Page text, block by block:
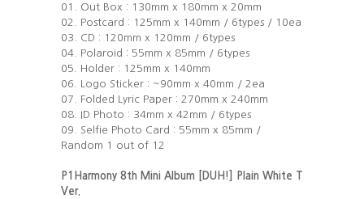
01. Out Box : 130mm x 180mm x 20mm
02. Postcard : 125mm x 140mm / 6types / 10ea
03. CD : 120mm x 120mm / 6types
04. Polaroid : 55mm x 85mm / 6types
05. Holder : 125mm x 140mm
06. Logo Sticker : ~90mm x 40mm / 2ea
07. Folded Lyric Paper : 270mm x 240mm
08. ID Photo : 34mm x 42mm / 6types
09. Selfie Photo Card : 55mm x 85mm /
Random 1 out of 12
P1Harmony 8th Mini Album [DUH!] Plain White T
Ver.